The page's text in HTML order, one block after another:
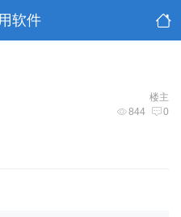
软件
楼主
844 0